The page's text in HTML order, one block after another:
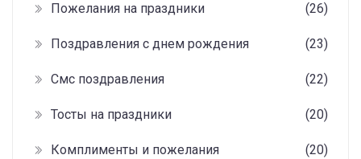
Пожелания на праздники (26)
Поздравления с днем рождения (23)
Смс поздравления (22)
Тосты на праздники (20)
Комплименты и пожелания (20)